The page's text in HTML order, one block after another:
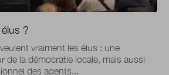
?
vraiment les élus : une
de la démocratie locale, mais aussi
des agents...